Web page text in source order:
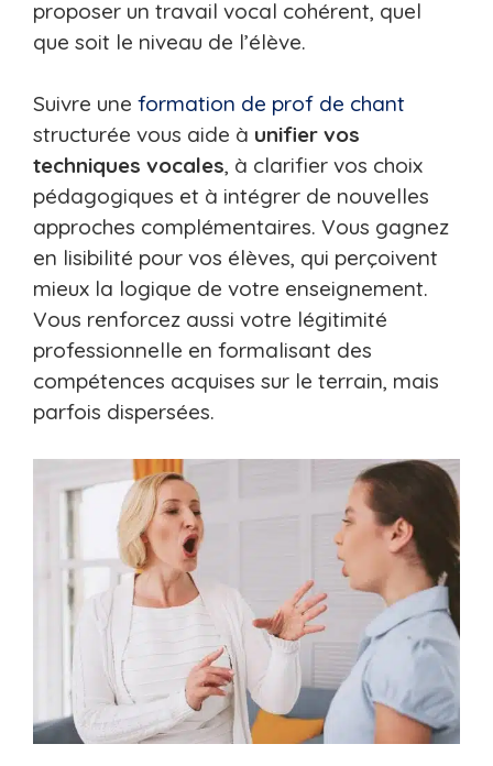
proposer un travail vocal cohérent, quel
que soit le niveau de l’élève.
Suivre une formation de prof de chant
structurée vous aide à unifier vos
techniques vocales, à clarifier vos choix
pédagogiques et à intégrer de nouvelles
approches complémentaires. Vous gagnez
en lisibilité pour vos élèves, qui perçoivent
mieux la logique de votre enseignement.
Vous renforcez aussi votre légitimité
professionnelle en formalisant des
compétences acquises sur le terrain, mais
parfois dispersées.